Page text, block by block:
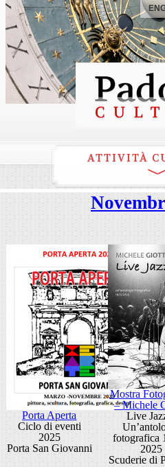
ATTIVITÀ
Porta Aperta
Ciclo di eventi
2025
Porta San Giovanni
Mostra
– Michele
Live
fotografica
2025
Scuderie di